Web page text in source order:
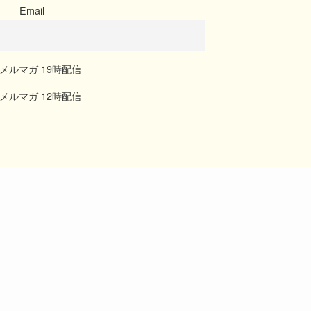
Email
ルマガ 19時配信
ルマガ 12時配信